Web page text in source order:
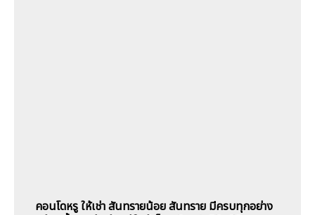
คอนโดหรู ให้เช่า สันทรายน้อย สันทราย มีครบทุกอย่าง